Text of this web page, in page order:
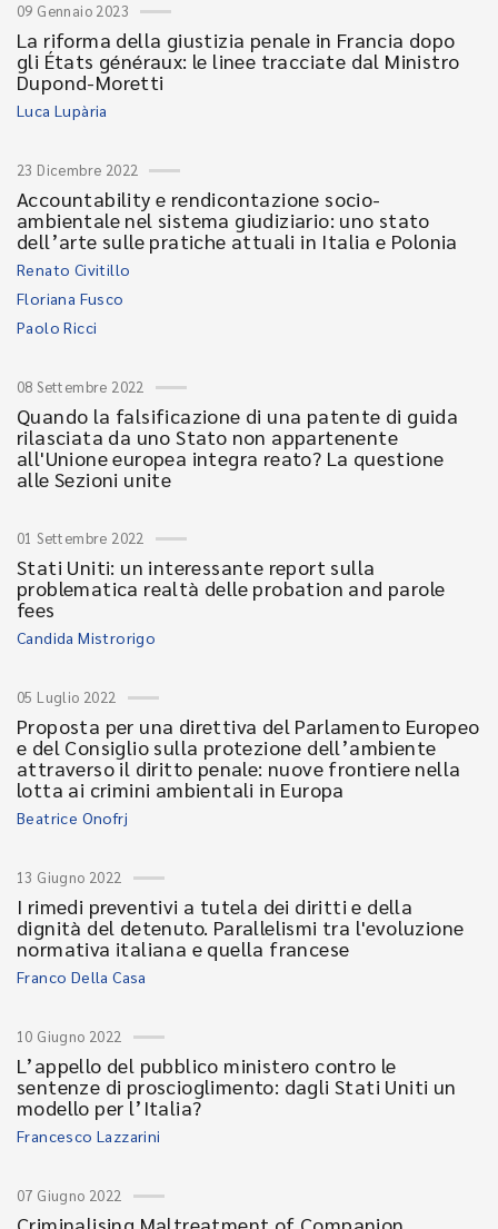
09 Gennaio 2023
La riforma della giustizia penale in Francia dopo
gli États généraux: le linee tracciate dal Ministro
Dupond-Moretti
Luca Lupària
23 Dicembre 2022
Accountability e rendicontazione socio-
ambientale nel sistema giudiziario: uno stato
dell’arte sulle pratiche attuali in Italia e Polonia
Renato Civitillo
Floriana Fusco
Paolo Ricci
08 Settembre 2022
Quando la falsificazione di una patente di guida
rilasciata da uno Stato non appartenente
all'Unione europea integra reato? La questione
alle Sezioni unite
01 Settembre 2022
Stati Uniti: un interessante report sulla
problematica realtà delle probation and parole
fees
Candida Mistrorigo
05 Luglio 2022
Proposta per una direttiva del Parlamento Europeo
e del Consiglio sulla protezione dell’ambiente
attraverso il diritto penale: nuove frontiere nella
lotta ai crimini ambientali in Europa
Beatrice Onofrj
13 Giugno 2022
I rimedi preventivi a tutela dei diritti e della
dignità del detenuto. Parallelismi tra l'evoluzione
normativa italiana e quella francese
Franco Della Casa
10 Giugno 2022
L’appello del pubblico ministero contro le
sentenze di proscioglimento: dagli Stati Uniti un
modello per l’Italia?
Francesco Lazzarini
07 Giugno 2022